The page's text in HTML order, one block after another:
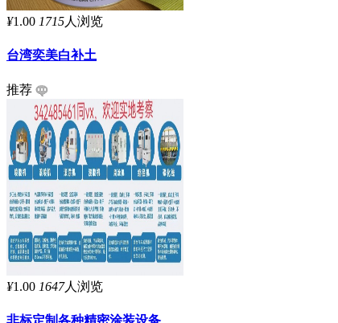
¥1.00 1715人浏览
台湾奕美白补土
推荐
¥1.00 1647人浏览
非标定制各种精密涂装设备